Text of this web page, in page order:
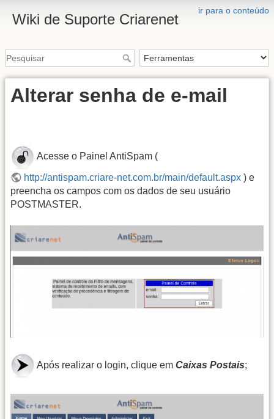
ir para o conteúdo
Wiki de Suporte Criarenet
Alterar senha de e-mail
Acesse o Painel AntiSpam (
http://antispam.criare-net.com.br/main/default.aspx ) e
preencha os campos com os dados de seu usuário
POSTMASTER.
Após realizar o login, clique em Caixas Postais;